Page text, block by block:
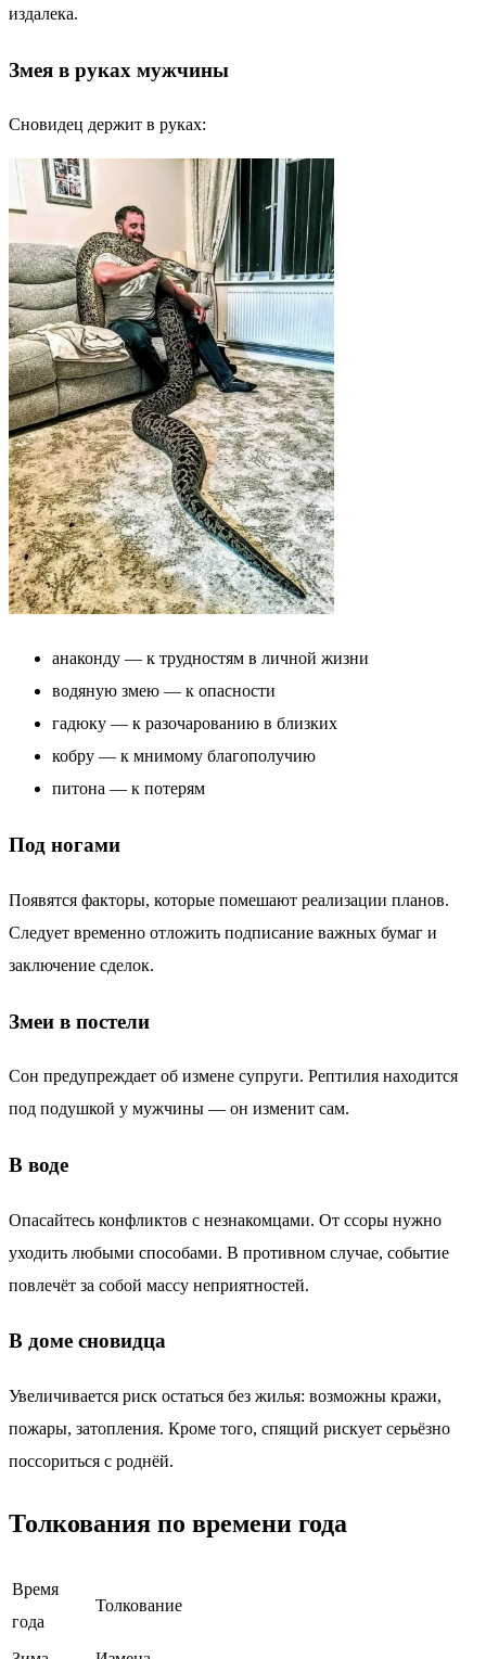
издалека.
Змея в руках мужчины
Сновидец держит в руках:
анаконду — к трудностям в личной жизни
водяную змею — к опасности
гадюку — к разочарованию в близких
кобру — к мнимому благополучию
питона — к потерям
Под ногами
Появятся факторы, которые помешают реализации планов.
Следует временно отложить подписание важных бумаг и
заключение сделок.
Змеи в постели
Сон предупреждает об измене супруги. Рептилия находится
под подушкой у мужчины — он изменит сам.
В воде
Опасайтесь конфликтов с незнакомцами. От ссоры нужно
уходить любыми способами. В противном случае, событие
повлечёт за собой массу неприятностей.
В доме сновидца
Увеличивается риск остаться без жилья: возможны кражи,
пожары, затопления. Кроме того, спящий рискует серьёзно
поссориться с роднёй.
Толкования по времени года
Время
года
Толкование